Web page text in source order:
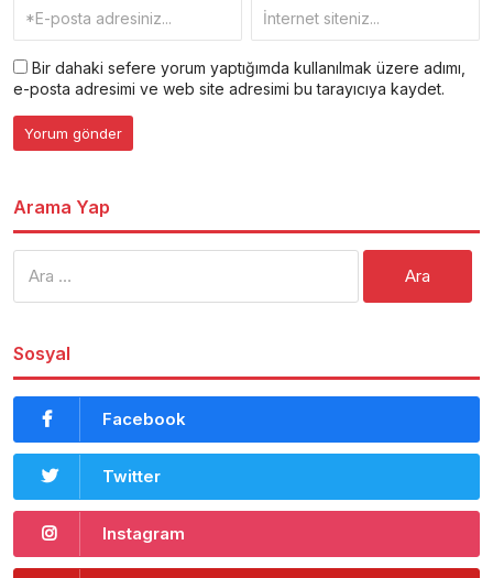
Bir dahaki sefere yorum yaptığımda kullanılmak üzere adımı,
e-posta adresimi ve web site adresimi bu tarayıcıya kaydet.
Arama Yap
Sosyal
Facebook
Twitter
Instagram